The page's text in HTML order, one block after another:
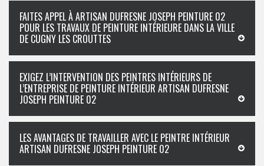
FAITES APPEL À ARTISAN DUFRESNE JOSEPH PEINTURE 02
POUR LES TRAVAUX DE PEINTURE INTÉRIEURE DANS LA VILLE
DE CUGNY LES CROUTTES
EXIGEZ L’INTERVENTION DES PEINTRES INTÉRIEURS DE
L’ENTREPRISE DE PEINTURE INTÉRIEUR ARTISAN DUFRESNE
JOSEPH PEINTURE 02
LES AVANTAGES DE TRAVAILLER AVEC LE PEINTRE INTÉRIEUR
ARTISAN DUFRESNE JOSEPH PEINTURE 02